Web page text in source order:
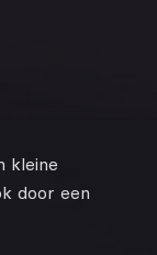
kleine
door een